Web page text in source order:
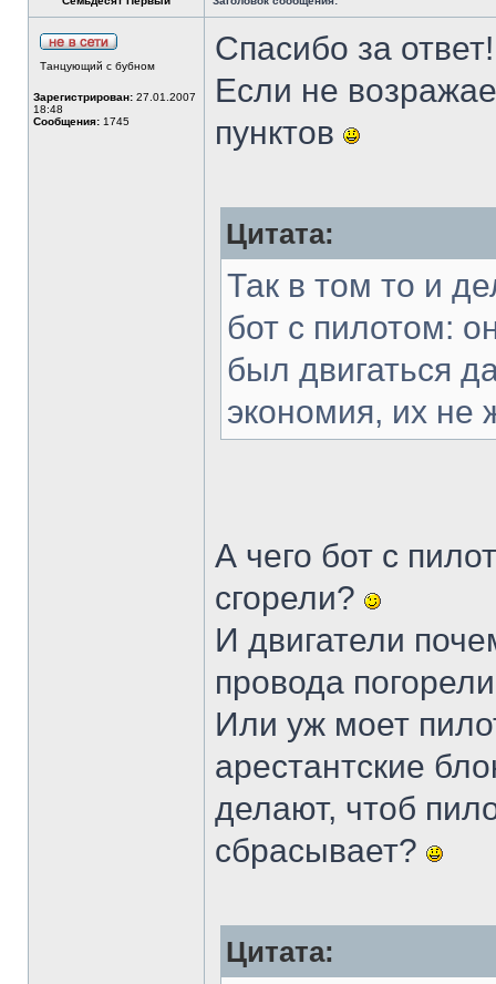
Танцующий с бубном
Зарегистрирован: 27.01.2007
18:48
Сообщения: 1745
Спасибо за ответ!
Если не
пунктов
Цитата:
Так в том то и
бот с пилотом:
был двигаться
экономия, их не
А чего бот с
сгорели?
И двигатели
провода
Или уж моет
арестантские
делают, чтоб
сбрасывает?
Цитата: